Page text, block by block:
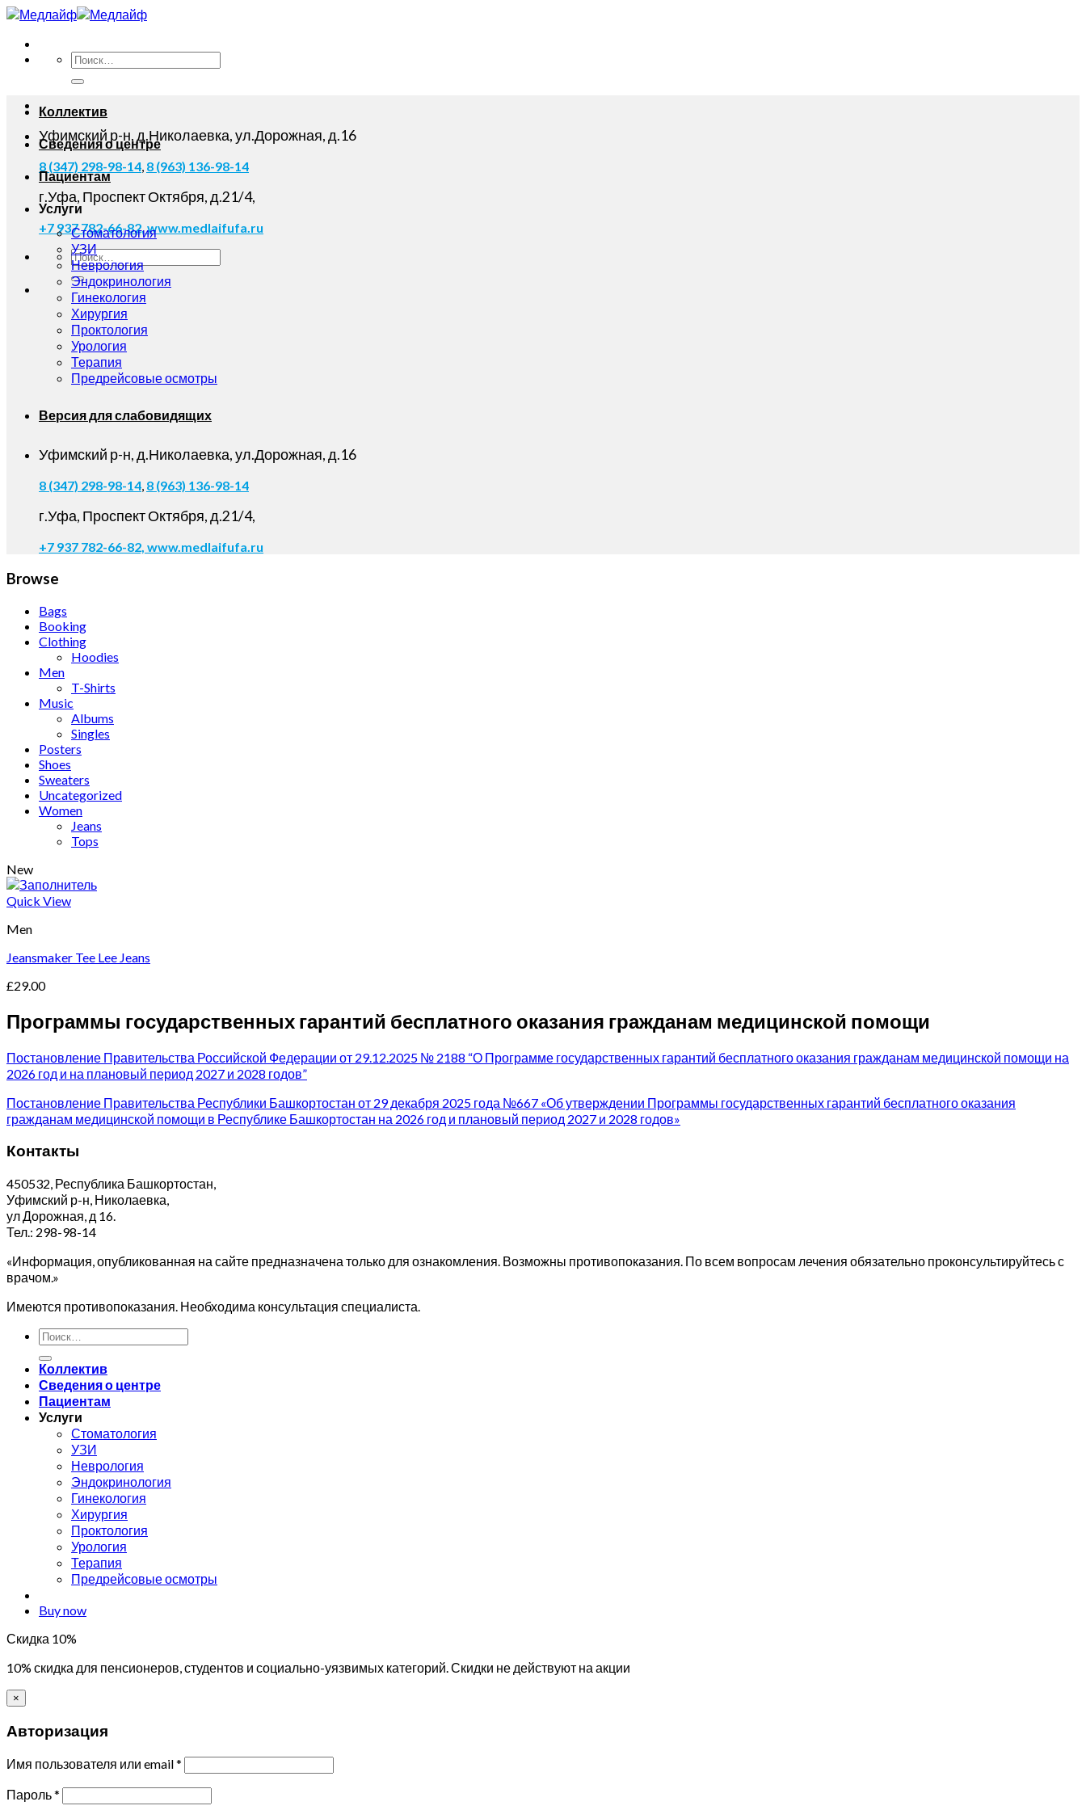
Skip
content
Уфимский р-н, д.Николаевка, ул.Дорожная, д.16
8 (347) 298-98-14, 8 (963) 136-98-14
г.Уфа, Проспект Октября, д.21/4,
+7 937 782-66-82,www.medlaifufa.ru
Коллектив
Сведения о центре
Пациентам
Услуги
Стоматология
УЗИ
Неврология
Эндокринология
Гинекология
Хирургия
Проктология
Урология
Терапия
Предрейсовые осмотры
Версия для слабовидящих
Уфимский р-н, д.Николаевка, ул.Дорожная, д.16
8 (347) 298-98-14, 8 (963) 136-98-14
г.Уфа, Проспект Октября, д.21/4,
+7 937 782-66-82, www.medlaifufa.ru
Browse
Bags
Booking
Clothing
Hoodies
Men
T-Shirts
Music
Albums
Singles
Posters
Shoes
Sweaters
Uncategorized
Women
Jeans
Tops
New
Quick View
Men
Jeansmaker Tee Lee Jeans
£29.00
Программы государственных гарантий бесплатного оказания гражданам медицинской помощи
Постановление Правительства Российской Федерации от 29.12.2025 № 2188 “О Программе государственных гарантий бесплатного оказания гражданам медицинской помощи на
2026 год и на плановый период 2027 и 2028 годов”
Постановление Правительства Республики Башкортостан от 29 декабря 2025 года №667 «Об утверждении Программы государственных гарантий бесплатного оказания
гражданам медицинской помощи в Республике Башкортостан на 2026 год и плановый период 2027 и 2028 годов»
Контакты
450532, Республика Башкортостан,
Уфимский р-н, Николаевка,
ул Дорожная, д 16.
Тел.: 298-98-14
«Информация, опубликованная на сайте предназначена только для ознакомления. Возможны противопоказания. По всем вопросам лечения обязательно проконсультируйтесь с
врачом.»
Имеются противопоказания. Необходима консультация специалиста.
Коллектив
Сведения о центре
Пациентам
Услуги
Стоматология
УЗИ
Неврология
Эндокринология
Гинекология
Хирургия
Проктология
Урология
Терапия
Предрейсовые осмотры
Buy now
Скидка 10%
10% скидка для пенсионеров, студентов и социально-уязвимых категорий. Скидки не действуют на акции
×
Авторизация
Имя пользователя или email*
Пароль*